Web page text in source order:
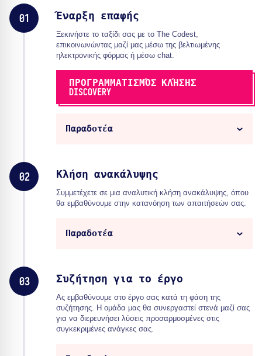
01 Έναρξη επαφής
Ξεκινήστε το ταξίδι σας με το The Codest,
επικοινωνώντας μαζί μας μέσω της βελτιωμένης
ηλεκτρονικής φόρμας ή μέσω chat.
ΠΡΟΓΡΑΜΜΑΤΙΣΜΌΣ ΚΛΉΣΗΣ
DISCOVERY
Παραδοτέα
02 Κλήση ανακάλυψης
Συμμετέχετε σε μια αναλυτική κλήση ανακάλυψης, όπου
θα εμβαθύνουμε στην κατανόηση των απαιτήσεών σας.
Παραδοτέα
03 Συζήτηση για το έργο
Ας εμβαθύνουμε στο έργο σας κατά τη φάση της
συζήτησης. Η ομάδα μας θα συνεργαστεί στενά μαζί σας
για να διερευνήσει λύσεις προσαρμοσμένες στις
συγκεκριμένες ανάγκες σας.